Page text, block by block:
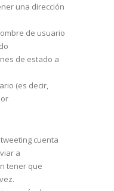
una dirección
de usuario
de estado a
(es decir,
cuenta
a
tener que